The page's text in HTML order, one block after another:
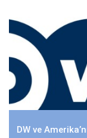
DW ve